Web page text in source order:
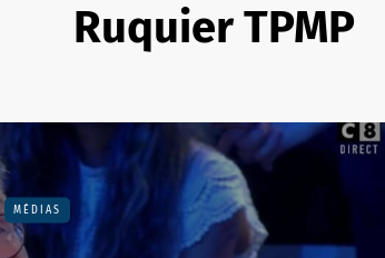
Ruquier TPMP
MÉDIAS